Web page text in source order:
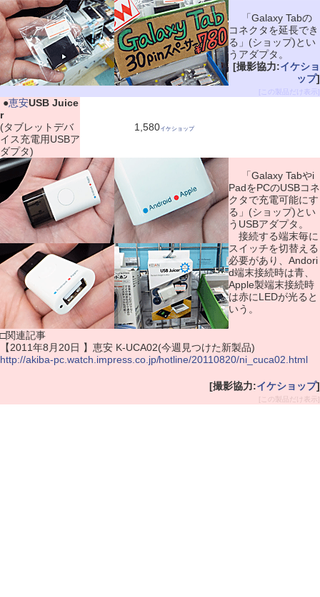
「Galaxy Tabの
コネクタを延長でき
る」(ショップ)とい
うアダプタ。
[撮影協力:イケショ
ップ]
[この製品だけ表示]
●恵安USB Juice
r
(タブレットデバ
イス充電用USBア
ダプタ)
1,580イケショップ
「Galaxy Tabやi
PadをPCのUSBコネ
クタで充電可能にす
る」(ショップ)とい
うUSBアダプタ。
接続する端末毎に
スイッチを切替える
必要があり、Andori
d端末接続時は青、
Apple製端末接続時
は赤にLEDが光ると
いう。
□関連記事
【2011年8月20日 】恵安 K-UCA02(今週見つけた新製品)
http://akiba-pc.watch.impress.co.jp/hotline/20110820/ni_cuca02.html
[撮影協力:イケショップ]
[この製品だけ表示]